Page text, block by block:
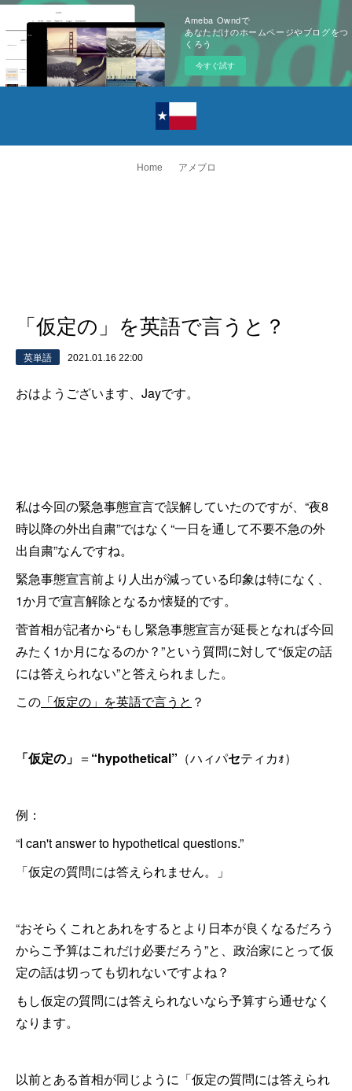
Ameba Owndで
あなただけのホームページやブログをつ
くろう
今すぐ試す
Home アメブロ
「仮定の」を英語で言うと？
英単語 2021.01.16 22:00
おはようございます、Jayです。
私は今回の緊急事態宣言で誤解していたのですが、“夜8
時以降の外出自粛”ではなく“一日を通して不要不急の外
出自粛”なんですね。
緊急事態宣言前より人出が減っている印象は特になく、
1か月で宣言解除となるか懐疑的です。
菅首相が記者から“もし緊急事態宣言が延長となれば今回
みたく1か月になるのか？”という質問に対して“仮定の話
には答えられない”と答えられました。
この 「仮定の」を英語で言うと ？
「仮定の」 ＝ “hypothetical” （ハィパセティカｫ）
例：
“I can't answer to hypothetical questions.”
「仮定の質問には答えられません。」
“おそらくこれとあれをするとより日本が良くなるだろう
からこ予算はこれだけ必要だろう”と、政治家にとって仮
定の話は切っても切れないですよね？
もし仮定の質問には答えられないなら予算すら通せなく
なります。
以前とある首相が同じように「仮定の質問には答えられ